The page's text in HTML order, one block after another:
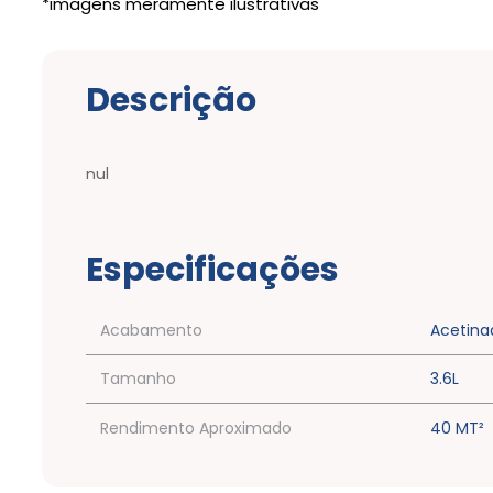
Descrição
nul
Especificações
Acabamento
Tamanho 3.6L
Rendimento Aproximado 40 MT²